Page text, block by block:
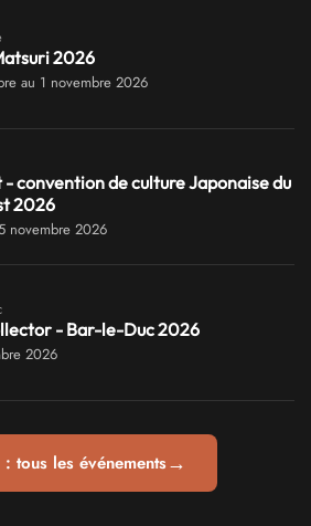
2026
au 1 novembre 2026
- convention de culture Japonaise du
2026
novembre 2026
- Bar-le-Duc 2026
2026
tous les événements→